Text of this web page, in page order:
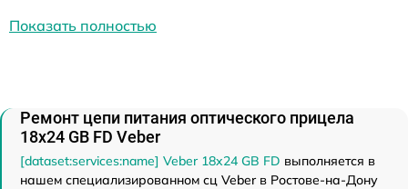
Показать полностью
Ремонт цепи питания оптического прицела
18x24 GB FD Veber
[dataset:services:name] Veber 18x24 GB FD выполняется в
нашем специализированном сц Veber в Ростове-на-Дону